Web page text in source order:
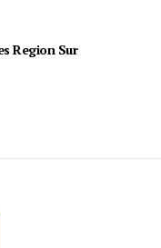
Region Sur